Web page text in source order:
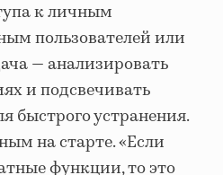
к личным
пользователей или
— анализировать
и подсвечивать
быстрого устранения.
на старте. «Если
функции, то это